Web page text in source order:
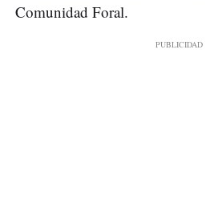
Comunidad Foral.